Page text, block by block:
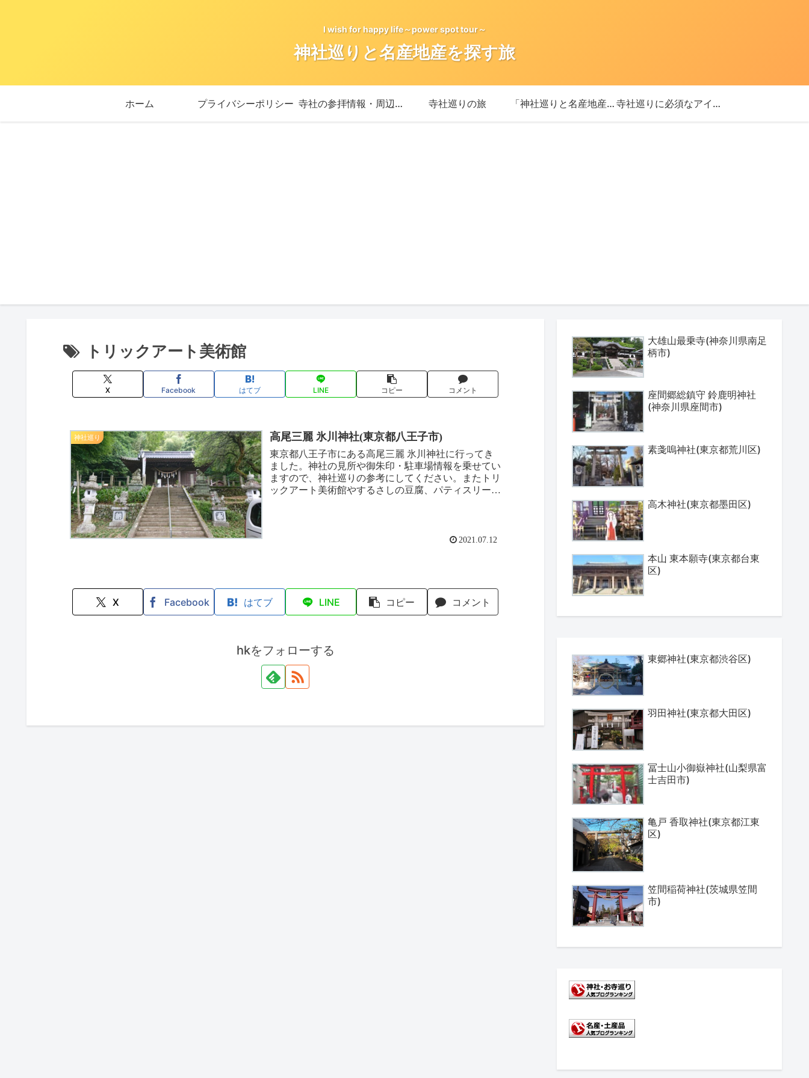
I wish for happy life～power spot tour～
神社巡りと名産地産を探す旅
ホーム プライバシーポリシー 寺社の参拝情報・周辺情報 寺社巡りの旅 「神社巡りと名産地産を探す旅」ブログ始めました！ 寺社巡りに必須なアイテム
トリックアート美術館
X Facebook はてブ LINE コピー コメント
神社巡り 高尾三麗 氷川神社(東京都八王子市)
東京都八王子市にある高尾三麗 氷川神社に行ってき
ました。神社の見所や御朱印・駐車場情報を乗せてい
ますので、神社巡りの参考にしてください。またトリ
ックアート美術館やするさしの豆腐、パティスリーメ
2021.07.12
X Facebook はてブ LINE コピー コメント
hkをフォローする
大雄山最乗寺(神奈川県南足
柄市)
座間郷総鎮守 鈴鹿明神社
(神奈川県座間市)
素戔嗚神社(東京都荒川区)
高木神社(東京都墨田区)
本山 東本願寺(東京都台東
区)
東郷神社(東京都渋谷区)
羽田神社(東京都大田区)
冨士山小御嶽神社(山梨県富
士吉田市)
亀戸 香取神社(東京都江東
区)
笠間稲荷神社(茨城県笠間
市)